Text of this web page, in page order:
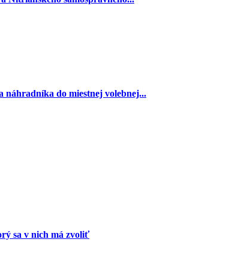
náhradníka do miestnej volebnej...
sa v nich má zvoliť